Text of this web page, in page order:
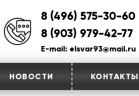
8 (496) 575-30-60
8 (903) 979-42-77
E-mail: elsvar93@mail.ru
НОВОСТИ КОНТАКТЫ